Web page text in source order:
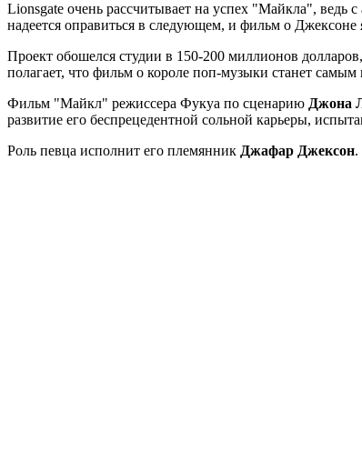
Lionsgate очень рассчитывает на успех "Майкла", ведь
надеется оправиться в следующем, и фильм о Джексоне
Проект обошелся студии в 150-200 миллионов
полагает, что фильм о короле поп-музыки станет
Фильм "Майкл" режиссера Фукуа по сценарию Джона
развитие его беспрецедентной сольной карьеры,
Роль певца исполнит его племянник Джафар Джексон.